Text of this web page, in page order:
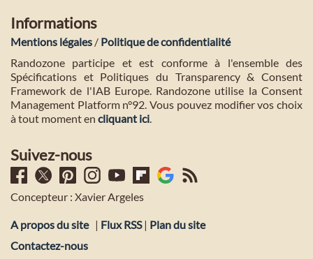
Informations
Mentions légales / Politique de confidentialité
Randozone participe et est conforme à l'ensemble des
Spécifications et Politiques du Transparency & Consent
Framework de l'IAB Europe. Randozone utilise la Consent
Management Platform n°92. Vous pouvez modifier vos choix
à tout moment en cliquant ici.
Suivez-nous
Concepteur : Xavier Argeles
A propos du site | Flux RSS| Plan du site
Contactez-nous